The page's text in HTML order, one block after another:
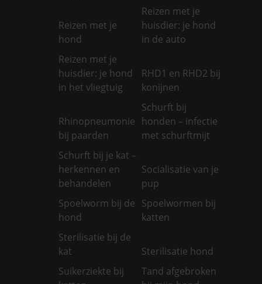
Reizen met je
hond
Reizen met je
huisdier: je hond
in de auto
Reizen met je
huisdier: je hond
in het vliegtuig
RHD1 en RHD2 bij
konijnen
Rhinopneumonie
bij paarden
Schurft bij
honden – infectie
met schurftmijt
Schurft bij je kat –
herkennen en
behandelen
Socialisatie van je
pup
Spoelworm bij de
hond
Spoelwormen bij
katten
Sterilisatie bij de
kat
Sterilisatie hond
Suikerziekte bij
Tand afgebroken